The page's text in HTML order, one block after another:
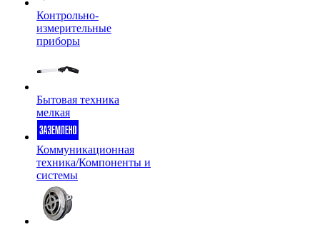
Контрольно-
измерительные
приборы
Бытовая техника
мелкая
Коммуникационная
техника/Компоненты и
системы